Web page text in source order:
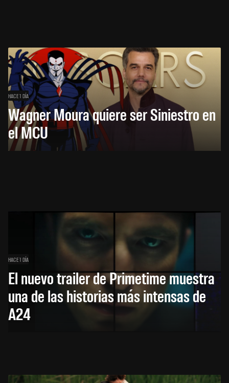
HACE 1 DÍA
Wagner Moura quiere ser Siniestro en
el MCU
HACE 1 DÍA
El nuevo trailer de Primetime muestra
una de las historias más intensas de
A24